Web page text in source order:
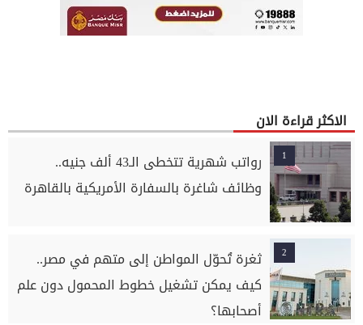
الاكثر قراءة الان
1
رواتب شهرية تتخطى الـ43 ألف جنيه..
وظائف شاغرة بالسفارة الأمريكية بالقاهرة
2
ثغرة تُحوّل المواطن إلى متهم في مصر..
كيف يمكن تشغيل خطوط المحمول دون علم
أصحابها؟